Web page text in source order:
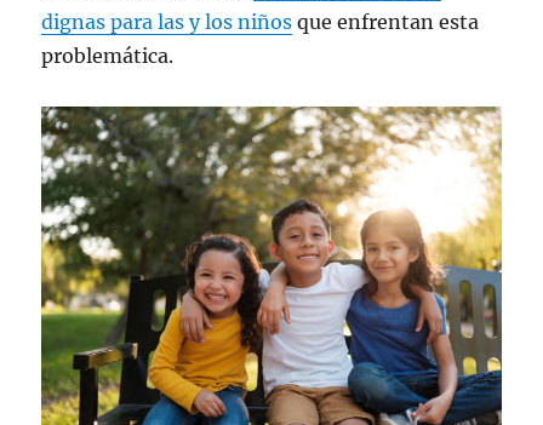
dignas para las y los niños que enfrentan esta
problemática.